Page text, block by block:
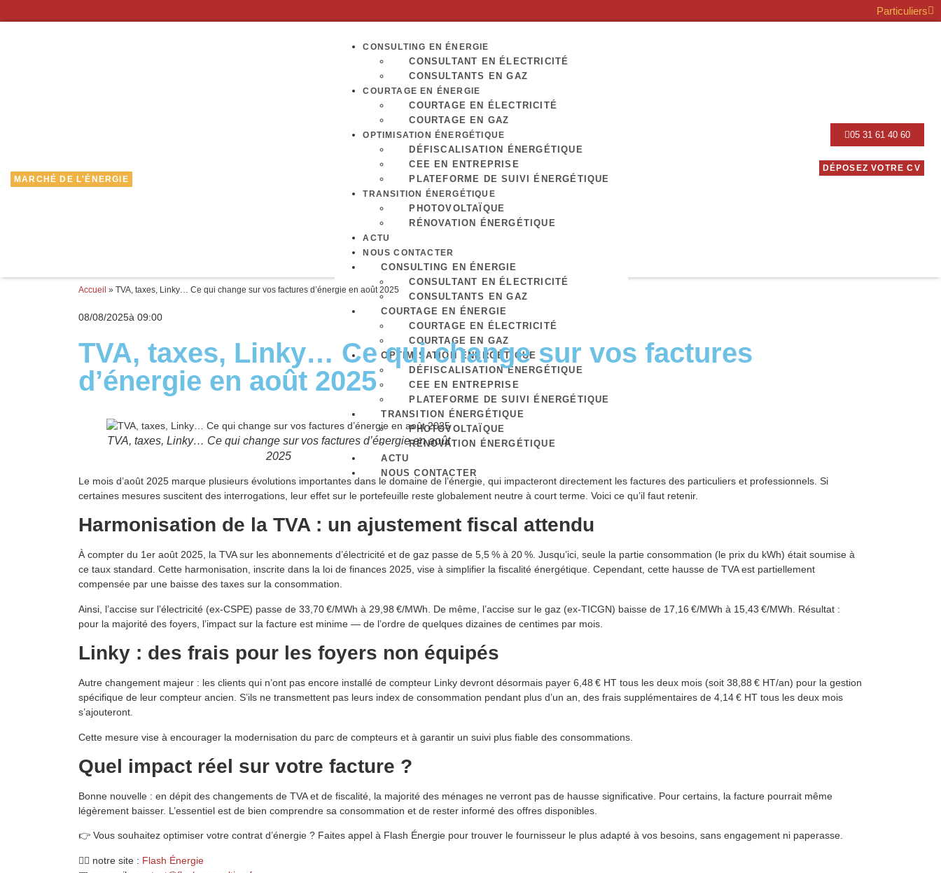
Particuliers
MARCHÉ DE L'ÉNERGIE
CONSULTING EN ÉNERGIE
CONSULTANT EN ÉLECTRICITÉ
CONSULTANTS EN GAZ
COURTAGE EN ÉNERGIE
COURTAGE EN ÉLECTRICITÉ
COURTAGE EN GAZ
OPTIMISATION ÉNERGÉTIQUE
DÉFISCALISATION ÉNERGÉTIQUE
CEE EN ENTREPRISE
PLATEFORME DE SUIVI ÉNERGÉTIQUE
TRANSITION ÉNERGÉTIQUE
PHOTOVOLTAÏQUE
RÉNOVATION ÉNERGÉTIQUE
ACTU
NOUS CONTACTER
CONSULTING EN ÉNERGIE
CONSULTANT EN ÉLECTRICITÉ
CONSULTANTS EN GAZ
COURTAGE EN ÉNERGIE
COURTAGE EN ÉLECTRICITÉ
COURTAGE EN GAZ
OPTIMISATION ÉNERGÉTIQUE
DÉFISCALISATION ÉNERGÉTIQUE
CEE EN ENTREPRISE
PLATEFORME DE SUIVI ÉNERGÉTIQUE
TRANSITION ÉNERGÉTIQUE
PHOTOVOLTAÏQUE
RÉNOVATION ÉNERGÉTIQUE
ACTU
NOUS CONTACTER
05 31 61 40 60
DÉPOSEZ VOTRE CV
Accueil » TVA, taxes, Linky… Ce qui change sur vos factures d’énergie en août 2025
08/08/2025à 09:00
TVA, taxes, Linky… Ce qui change sur vos factures
d’énergie en août 2025
TVA, taxes, Linky… Ce qui change sur vos factures d’énergie en août
2025
Le mois d’août 2025 marque plusieurs évolutions importantes dans le domaine de l’énergie, qui impacteront directement les factures des particuliers et professionnels. Si
certaines mesures suscitent des interrogations, leur effet sur le portefeuille reste globalement neutre à court terme. Voici ce qu’il faut retenir.
Harmonisation de la TVA : un ajustement fiscal attendu
À compter du 1er août 2025, la TVA sur les abonnements d’électricité et de gaz passe de 5,5 % à 20 %. Jusqu’ici, seule la partie consommation (le prix du kWh) était soumise à
ce taux standard. Cette harmonisation, inscrite dans la loi de finances 2025, vise à simplifier la fiscalité énergétique. Cependant, cette hausse de TVA est partiellement
compensée par une baisse des taxes sur la consommation.
Ainsi, l’accise sur l’électricité (ex-CSPE) passe de 33,70 €/MWh à 29,98 €/MWh. De même, l’accise sur le gaz (ex-TICGN) baisse de 17,16 €/MWh à 15,43 €/MWh. Résultat :
pour la majorité des foyers, l’impact sur la facture est minime — de l’ordre de quelques dizaines de centimes par mois.
Linky : des frais pour les foyers non équipés
Autre changement majeur : les clients qui n’ont pas encore installé de compteur Linky devront désormais payer 6,48 € HT tous les deux mois (soit 38,88 € HT/an) pour la gestion
spécifique de leur compteur ancien. S’ils ne transmettent pas leurs index de consommation pendant plus d’un an, des frais supplémentaires de 4,14 € HT tous les deux mois
s’ajouteront.
Cette mesure vise à encourager la modernisation du parc de compteurs et à garantir un suivi plus fiable des consommations.
Quel impact réel sur votre facture ?
Bonne nouvelle : en dépit des changements de TVA et de fiscalité, la majorité des ménages ne verront pas de hausse significative. Pour certains, la facture pourrait même
légèrement baisser. L’essentiel est de bien comprendre sa consommation et de rester informé des offres disponibles.
👉 Vous souhaitez optimiser votre contrat d’énergie ? Faites appel à Flash Énergie pour trouver le fournisseur le plus adapté à vos besoins, sans engagement ni paperasse.
👉🏻 notre site : Flash Énergie